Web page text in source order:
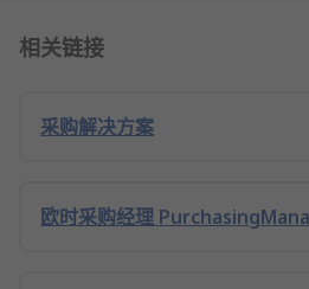
相关链接
采购解决方案
欧时采购经理